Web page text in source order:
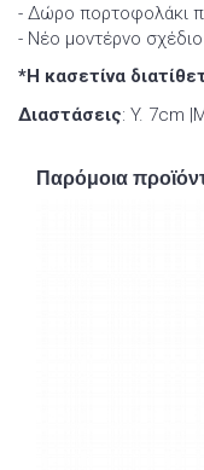
- Δώρο πορτοφολάκι
- Νέο μοντέρνο
*Η κασετίνα
Διαστάσεις: Y. 7cm
Παρόμοια